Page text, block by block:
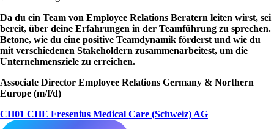
Da du ein Team von Employee Relations Beratern leiten wirst, sei
bereit, über deine Erfahrungen in der Teamführung zu sprechen.
Betone, wie du eine positive Teamdynamik förderst und wie du
mit verschiedenen Stakeholdern zusammenarbeitest, um die
Unternehmensziele zu erreichen.
Associate Director Employee Relations Germany & Northern
Europe (m/f/d)
CH01 CHE Fresenius Medical Care (Schweiz) AG